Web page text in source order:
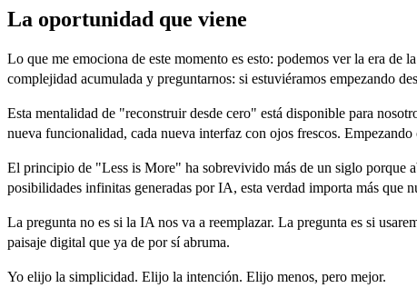
La oportunidad que viene
Lo que me emociona de este momento es esto: podemos ver la era
complejidad acumulada y preguntarnos: si estuviéramos empezando
Esta mentalidad de "reconstruir desde cero" está disponible para
nueva funcionalidad, cada nueva interfaz con ojos frescos.
El principio de "Less is More" ha sobrevivido más de un siglo porque
posibilidades infinitas generadas por IA, esta verdad importa más que
La pregunta no es si la IA nos va a reemplazar. La pregunta es si
paisaje digital que ya de por sí abruma.
Yo elijo la simplicidad. Elijo la intención. Elijo menos, pero mejor.